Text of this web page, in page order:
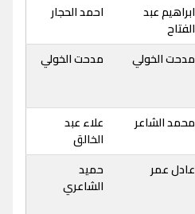
ابراهيم عبد
الفتاح
احمد الحجار
مدحت الخولي مدحت الخولي
محمد الشاعر
علاء عبد
الخالق
عادل عمر
حميد
الشاعري